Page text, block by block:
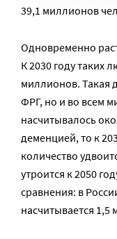
39,1 миллионов
Одновременно
К 2030 году таких
миллионов. Такая
ФРГ, но и во всем
насчитывалось
деменцией, то к
количество
утроится к 2050
сравнения: в
насчитывается